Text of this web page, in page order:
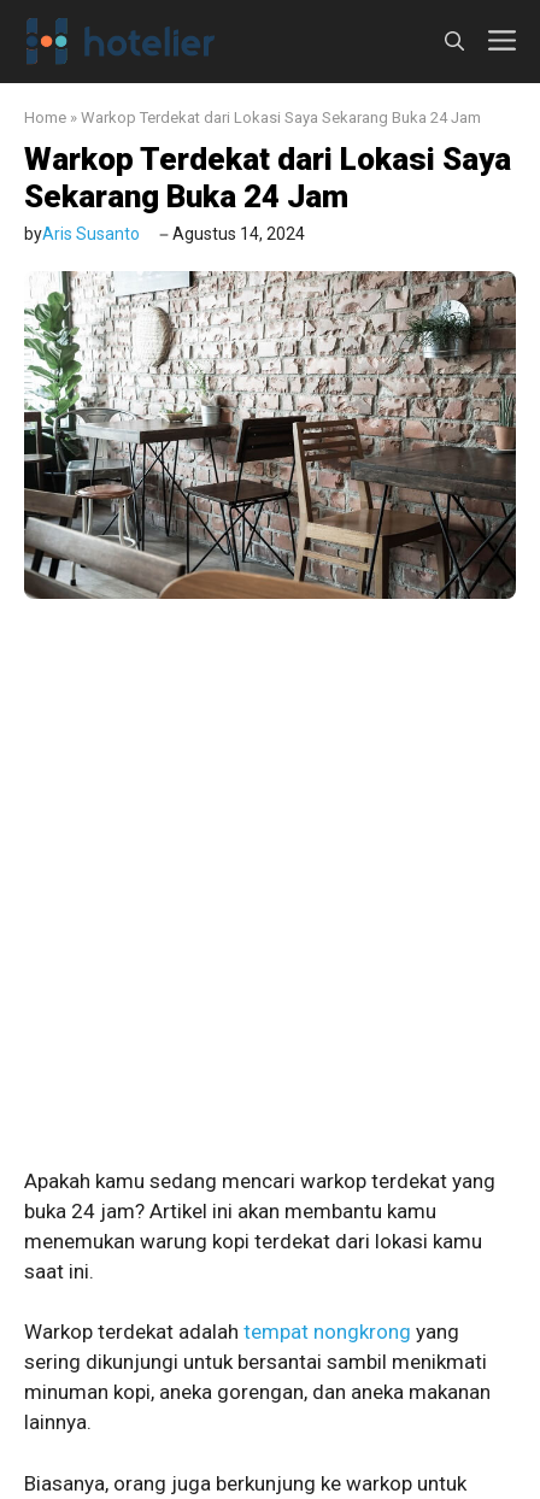
Langsung
Home » Warkop Terdekat dari Lokasi Saya Sekarang Buka 24 Jam
Warkop Terdekat dari Lokasi Saya
Sekarang Buka 24 Jam
byAris Susanto Agustus 14, 2024
Apakah kamu sedang mencari warkop terdekat yang
buka 24 jam? Artikel ini akan membantu kamu
menemukan warung kopi terdekat dari lokasi kamu
saat ini.
Warkop terdekat adalah tempat nongkrong yang
sering dikunjungi untuk bersantai sambil menikmati
minuman kopi, aneka gorengan, dan aneka makanan
lainnya.
Biasanya, orang juga berkunjung ke warkop untuk